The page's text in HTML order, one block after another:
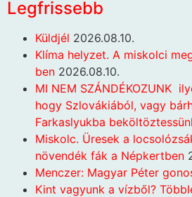
Legfrissebb
Küldjél 2026.08.10.
Klíma helyzet. A miskolci
ben 2026.08.10.
MI NEM SZÁNDÉKOZUNK
hogy Szlovákiából, vagy
Farkaslyukba
Miskolc. Üresek a
növendék fák a Népkertben
Menczer: Magyar Péter
Kint vagyunk a vízből?